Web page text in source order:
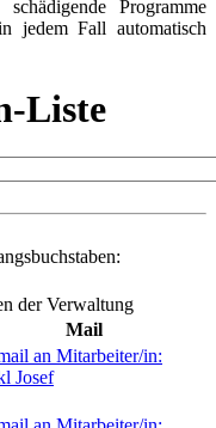
Programme
jedem Fall automatisch
Liste
der Verwaltung
Mail